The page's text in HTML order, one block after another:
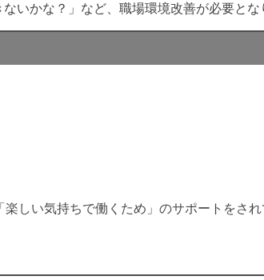
いかな？」など、職場環境改善が必要と
しい気持ちで働くため」のサポートをさ